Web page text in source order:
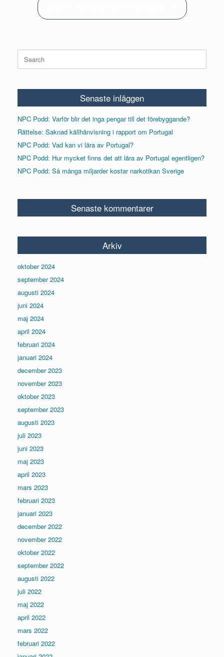
Search
for:
Senaste inläggen
NPC Podd: Varför blir det inga pengar till det förebyggande?
Rättelse: Saknad källhänvisning i rapport om Portugal
NPC Podd: Vad kan vi lära av Portugal?
NPC Podd: Hur mycket finns det att lära av Portugal egentligen?
NPC Podd: Så många miljarder kostar narkotikan Sverige
Senaste kommentarer
Arkiv
oktober 2024
september 2024
augusti 2024
juni 2024
maj 2024
april 2024
februari 2024
januari 2024
december 2023
november 2023
oktober 2023
september 2023
augusti 2023
juli 2023
juni 2023
maj 2023
april 2023
mars 2023
februari 2023
januari 2023
december 2022
november 2022
oktober 2022
september 2022
augusti 2022
juli 2022
maj 2022
april 2022
mars 2022
februari 2022